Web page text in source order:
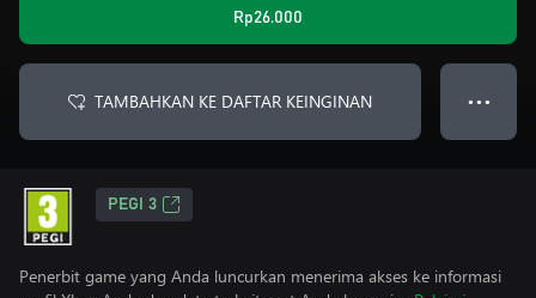
Rp26.000
TAMBAHKAN KE DAFTAR KEINGINAN ● ● ●
PEGI 3
Penerbit game yang Anda luncurkan menerima akses ke informasi